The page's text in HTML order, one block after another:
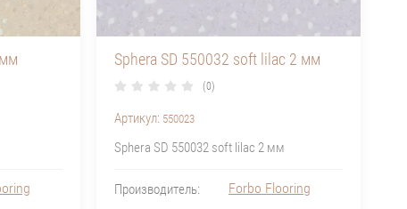
Sphera SD 550032 soft lilac 2 мм
(0)
Артикул: 550023
Sphera SD 550032 soft lilac 2 мм
Производитель: Forbo Flooring